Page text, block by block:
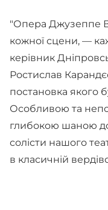
"Опера Джузеппе
кожної сцени, —
керівник
Ростислав
постановка якого
Особливою та
глибокою шаною
солісти нашого
в класичній